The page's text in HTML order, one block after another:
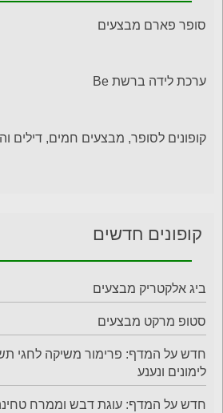
סופר פארם מבצעים
ערכת לידה ברשת Be
קופונים לסופר, מבצעים חמים, דילים
קופונים חדשים
ביג אלקטריק מבצעים
סטופ מרקט מבצעים
חדש על המדף: פרימור משיקה לחגי
לימונים ונענע
חדש על המדף: עוגת דבש וממרח